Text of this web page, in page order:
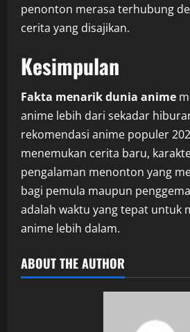
penonton merasa terhubung
cerita yang disajikan.
Kesimpulan
Fakta menarik dunia anime
anime lebih dari sekadar
rekomendasi anime populer
menemukan cerita baru,
pengalaman menonton yang
bagi pemula maupun
adalah waktu yang tepat untuk
anime lebih dalam.
ABOUT THE AUTHOR